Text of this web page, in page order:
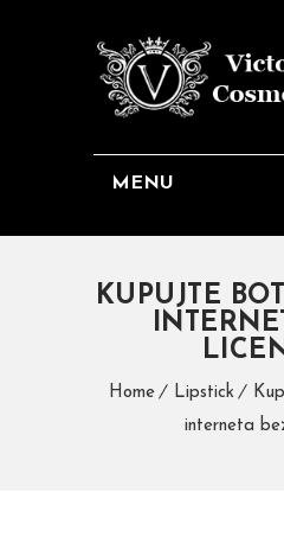
MENU
KUPUJTE
Home Lipstick
interneta